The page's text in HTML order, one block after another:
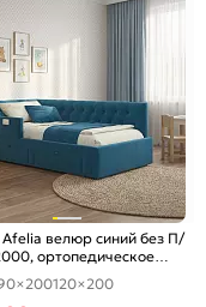
Afelia велюр синий без П/
ортопедическое
изголовье мягкое
120×200